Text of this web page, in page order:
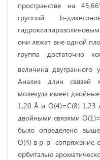
пространстве на
группой b-
они лежат вне одной
группа достаточно
величина
Анализ длин связей
молекула имеет
1,20 Å и O(4)=C(8)
двойными связями
было определено
О(4) в р-p -сопряжение
орбиталью